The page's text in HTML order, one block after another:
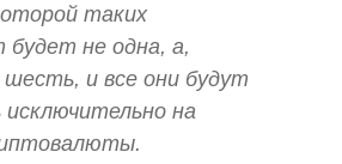
таких
будет не одна, а,
и все они будут
на